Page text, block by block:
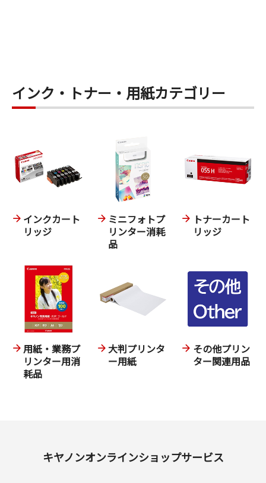
インク・トナー・用紙カテゴリー
インクカート
リッジ
ミニフォトプ
リンター消耗
品
トナーカート
リッジ
用紙・業務プ
リンター用消
耗品
大判プリンタ
ー用紙
その他プリン
ター関連用品
キヤノンオンラインショップサービス